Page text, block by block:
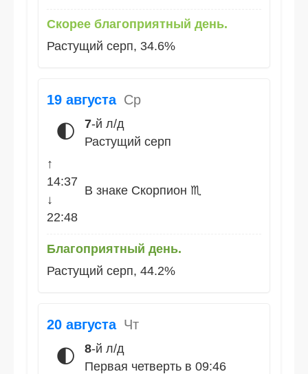
Скорее благоприятный день.
Растущий серп, 34.6%
19 августа Ср
🌓 7-й л/д
Растущий серп
↑
14:37
↓
22:48
В знаке Скорпион ♏
Благоприятный день.
Растущий серп, 44.2%
20 августа Чт
🌓 8-й л/д
Первая четверть в 09:46